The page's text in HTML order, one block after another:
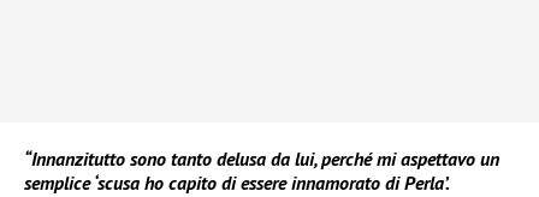
“Innanzitutto sono tanto delusa da lui, perché mi aspettavo un
semplice ‘scusa ho capito di essere innamorato di Perla’.